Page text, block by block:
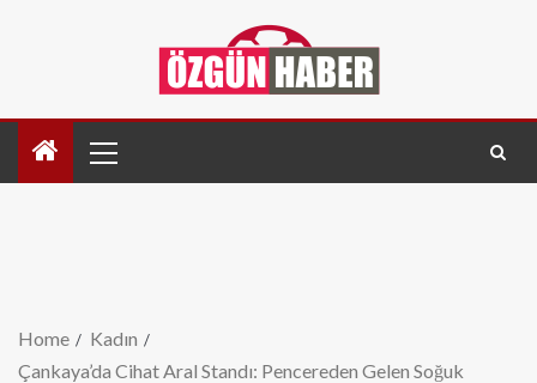
Home
Kadın
Çankaya’da Cihat Aral Standı: Pencereden Gelen Soğuk